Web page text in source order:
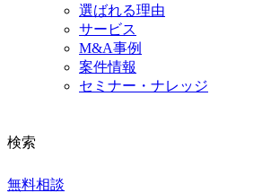
選ばれる理由
サービス
M&A事例
案件情報
セミナー・ナレッジ
検索
無料相談